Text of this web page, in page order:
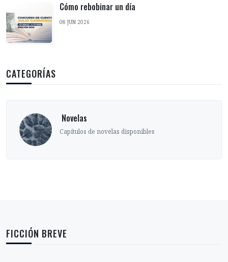
Cómo rebobinar un día
08 JUN 2026
CATEGORÍAS
Ensayos, entrevistas y
FICCIÓN BREVE